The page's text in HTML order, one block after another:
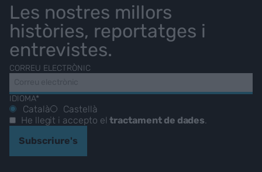
Les nostres millors
històries, reportatges i
entrevistes.
CORREU ELECTRÒNIC
IDIOMA*
Català
Castellà
He llegit i accepto eltractament de dades
Subscriure's